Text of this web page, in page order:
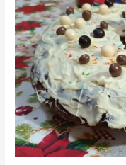
con
pepitas
de
chocolate
en
Thermomix